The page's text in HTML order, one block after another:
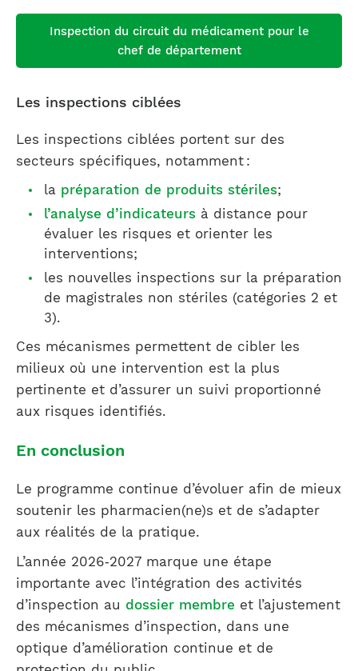
Inspection du circuit du médicament pour le
chef de département
Les inspections ciblées
Les inspections ciblées portent sur des
secteurs spécifiques, notamment :
la préparation de produits stériles;
l’analyse d’indicateurs à distance pour
évaluer les risques et orienter les
interventions;
les nouvelles inspections sur la préparation
de magistrales non stériles (catégories 2 et
3).
Ces mécanismes permettent de cibler les
milieux où une intervention est la plus
pertinente et d’assurer un suivi proportionné
aux risques identifiés.
En conclusion
Le programme continue d’évoluer afin de mieux
soutenir les pharmacien(ne)s et de s’adapter
aux réalités de la pratique.
L’année 2026‑2027 marque une étape
importante avec l’intégration des activités
d’inspection au dossier membre et l’ajustement
des mécanismes d’inspection, dans une
optique d’amélioration continue et de